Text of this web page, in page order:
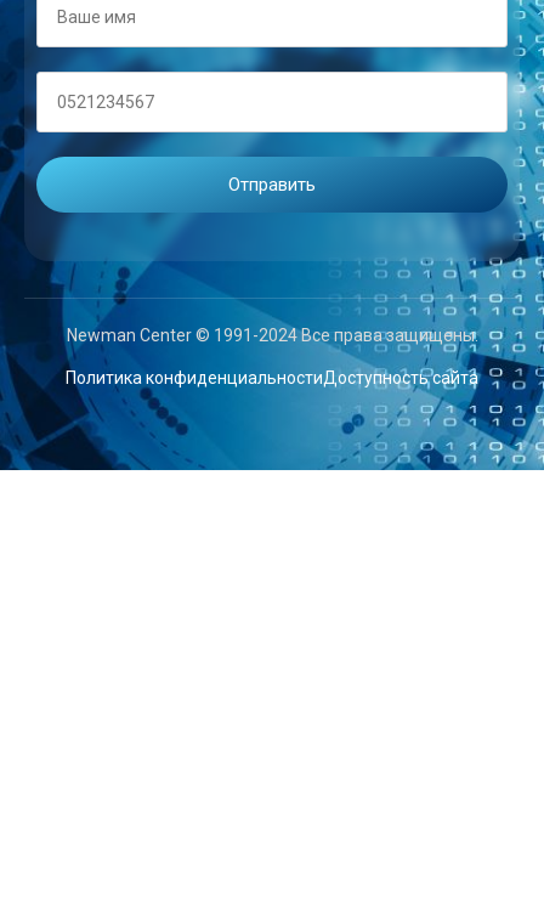
Newman Center © 1991-2024 Все права защищены.
Политика конфиденциальностиДоступность сайта